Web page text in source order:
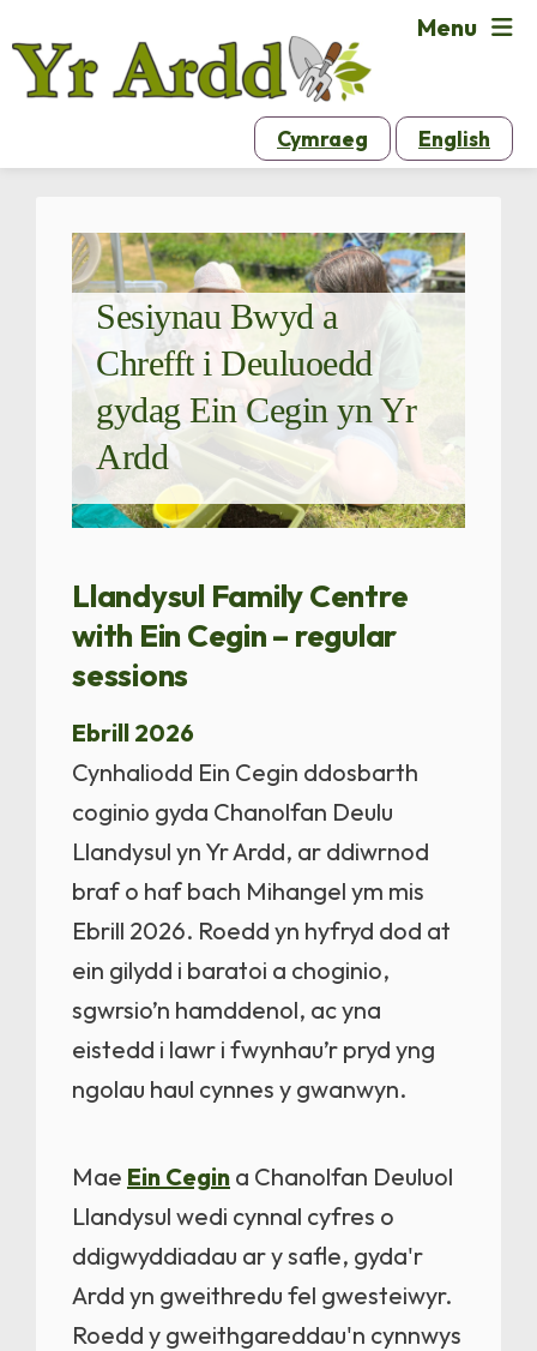
Cymraeg English
Menu
Sesiynau Bwyd a
Chrefft i Deuluoedd
gydag Ein Cegin yn Yr
Ardd
Llandysul Family Centre
with Ein Cegin – regular
sessions
Ebrill 2026
Cynhaliodd Ein Cegin ddosbarth
coginio gyda Chanolfan Deulu
Llandysul yn Yr Ardd, ar ddiwrnod
braf o haf bach Mihangel ym mis
Ebrill 2026. Roedd yn hyfryd dod at
ein gilydd i baratoi a choginio,
sgwrsio’n hamddenol, ac yna
eistedd i lawr i fwynhau’r pryd yng
ngolau haul cynnes y gwanwyn.
Mae Ein Cegin a Chanolfan Deuluol
Llandysul wedi cynnal cyfres o
ddigwyddiadau ar y safle, gyda'r
Ardd yn gweithredu fel gwesteiwyr.
Roedd y gweithgareddau'n cynnwys